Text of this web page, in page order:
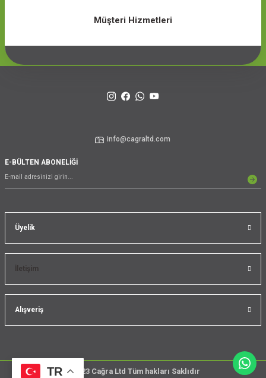
Müşteri Hizmetleri
Üyelik
İletişim
Alışveriş
TR
info@cagraltd.com
E-BÜLTEN ABONELİĞİ
@2023 Cağra Ltd Tüm hakları Saklıdır